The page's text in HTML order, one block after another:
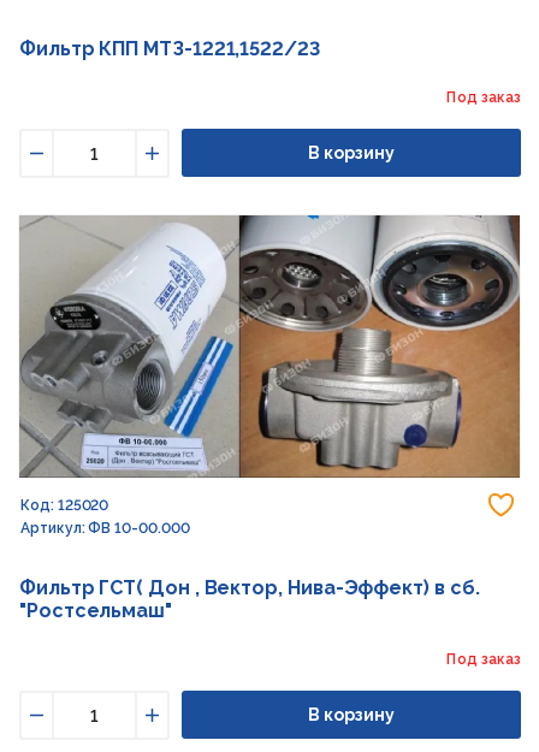
Фильтр КПП МТЗ-1221,1522/23
Под заказ
Увеличить
В корзину
Код: 125020
Артикул: ФВ 10-00.000
Фильтр ГСТ( Дон , Вектор, Нива-Эффект) в сб.
"Ростсельмаш"
Под заказ
Увеличить
В корзину